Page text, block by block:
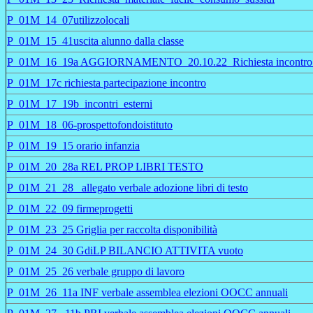
P_01M_14_07utilizzolocali
P_01M_15_41uscita alunno dalla classe
P_01M_16_19a AGGIORNAMENTO_20.10.22_Richiesta incontro
P_01M_17c richiesta partecipazione incontro
P_01M_17_19b_incontri_esterni
P_01M_18_06-prospettofondoistituto
P_01M_19_15 orario infanzia
P_01M_20_28a REL PROP LIBRI TESTO
P_01M_21_28_ allegato verbale adozione libri di testo
P_01M_22_09 firmeprogetti
P_01M_23_25 Griglia per raccolta disponibilità
P_01M_24_30 GdiLP BILANCIO ATTIVITA vuoto
P_01M_25_26 verbale gruppo di lavoro
P_01M_26_11a INF verbale assemblea elezioni OOCC annuali